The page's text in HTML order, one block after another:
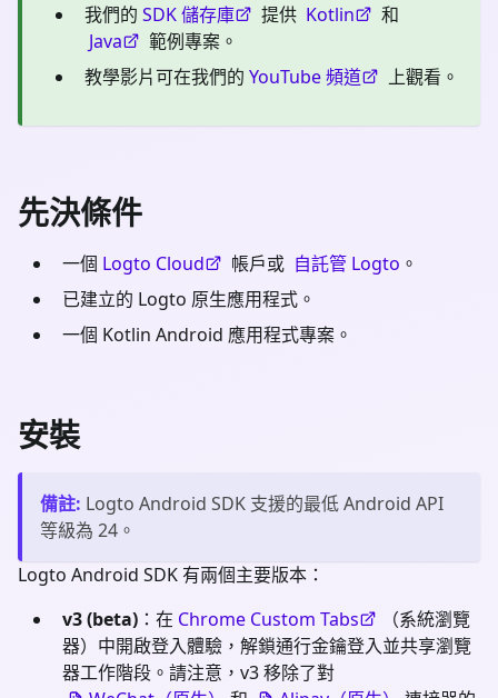
我們的 SDK 儲存庫 提供 Kotlin
和
Java
範例專案。
教學影片可在我們的 YouTube 頻道 上觀看。
先決條件
一個 Logto Cloud 帳戶或 自託管 Logto 。
已建立的 Logto 原生應用程式。
一個 Kotlin Android 應用程式專案。
安裝
備註: Logto Android SDK 支援的最低 Android API
等級為 24。
Logto Android SDK 有兩個主要版本：
v3 (beta) ：在 Chrome Custom Tabs
（系統瀏覽
器）中開啟登入體驗，解鎖通行金鑰登入並共享瀏覽
器工作階段。請注意，v3 移除了對